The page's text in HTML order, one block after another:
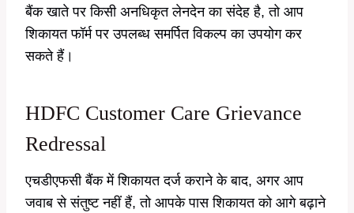
बैंक खाते पर किसी अनधिकृत लेनदेन का संदेह है, तो आप
शिकायत फॉर्म पर उपलब्ध समर्पित विकल्प का उपयोग कर
सकते हैं।
HDFC Customer Care Grievance
Redressal
एचडीएफसी बैंक में शिकायत दर्ज कराने के बाद, अगर आप
जवाब से संतुष्ट नहीं हैं, तो आपके पास शिकायत को आगे बढ़ाने